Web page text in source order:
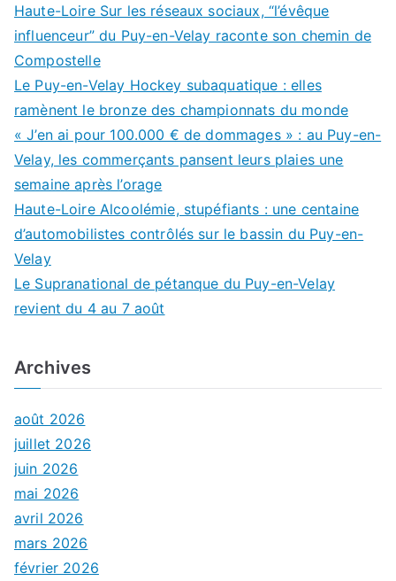
Haute-Loire Sur les réseaux sociaux, “l’évêque
influenceur” du Puy-en-Velay raconte son chemin de
Compostelle
Le Puy-en-Velay Hockey subaquatique : elles
ramènent le bronze des championnats du monde
« J’en ai pour 100.000 € de dommages » : au Puy-en-
Velay, les commerçants pansent leurs plaies une
semaine après l’orage
Haute-Loire Alcoolémie, stupéfiants : une centaine
d’automobilistes contrôlés sur le bassin du Puy-en-
Velay
Le Supranational de pétanque du Puy-en-Velay
revient du 4 au 7 août
Archives
août 2026
juillet 2026
juin 2026
mai 2026
avril 2026
mars 2026
février 2026